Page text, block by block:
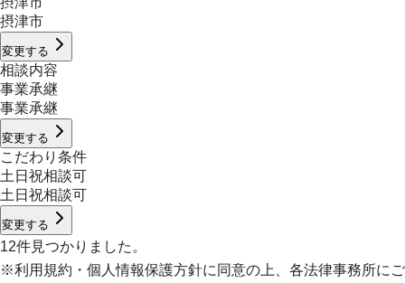
摂津市
変更する
相談内容
事業承継
事業承継
変更する
こだわり条件
土日祝相談可
土日祝相談可
変更する
12件見つかりました。
※利用規約 ・ 個人情報保護方針に同意の上、各法律事務所にご